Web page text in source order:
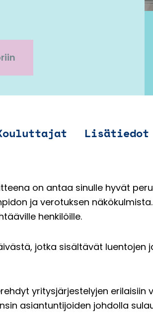
Lisätiedot
on antaa sinulle hyvät
ja verotuksen
henkilöille.
jotka sisältävät luentojen
yritysjärjestelyjen
asiantuntijoiden johdolla